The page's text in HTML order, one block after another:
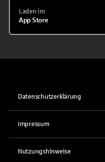
Laden im
App Store
Datenschutzerklärung
Impressum
Nutzungshinweise